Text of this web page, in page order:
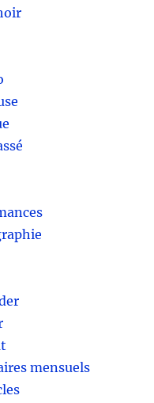
mensuels